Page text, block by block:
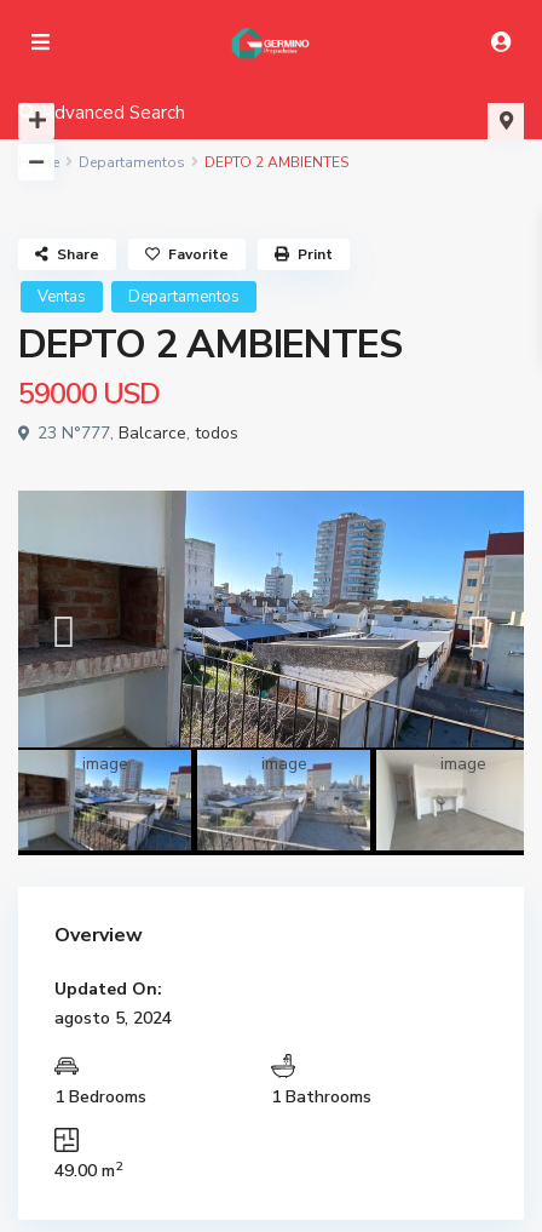
Advanced Search
Home Departamentos DEPTO 2 AMBIENTES
Ventas Departamentos
DEPTO 2 AMBIENTES
59000 USD
23 N°777, Balcarce, todos
Share Favorite Print
Overview
Updated On:
agosto 5, 2024
1 Bedrooms 1 Bathrooms
49.00 m2